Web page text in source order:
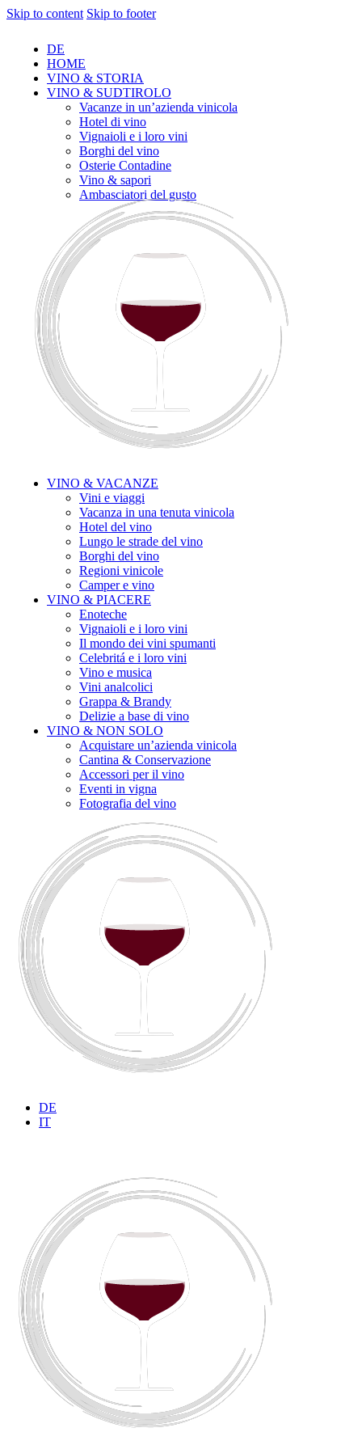
Skip to content Skip to footer
DE
HOME
VINO & STORIA
VINO & SUDTIROLO
Vacanze in un’azienda vinicola
Hotel di vino
Vignaioli e i loro vini
Borghi del vino
Osterie Contadine
Vino & sapori
Ambasciatori del gusto
VINO & VACANZE
Vini e viaggi
Vacanza in una tenuta vinicola
Hotel del vino
Lungo le strade del vino
Borghi del vino
Regioni vinicole
Camper e vino
VINO & PIACERE
Enoteche
Vignaioli e i loro vini
Il mondo dei vini spumanti
Celebritá e i loro vini
Vino e musica
Vini analcolici
Grappa & Brandy
Delizie a base di vino
VINO & NON SOLO
Acquistare un’azienda vinicola
Cantina & Conservazione
Accessori per il vino
Eventi in vigna
Fotografia del vino
DE
IT